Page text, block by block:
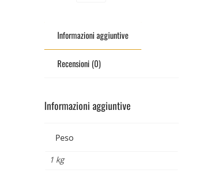
Informazioni aggiuntive
Recensioni (0)
Informazioni aggiuntive
Peso
1 kg